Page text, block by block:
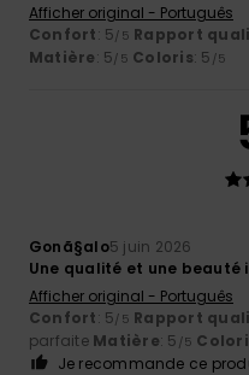
Afficher original - Português
Confort: 5/5 Rapport
Matière: 5/5 Coloris: 5 /5
Gonã§alo5 juin 2026
Une qualité et une beauté
Afficher original - Português
Confort: 5/5 Rapport
parfaite Matière: 5 /5
Je recommande ce